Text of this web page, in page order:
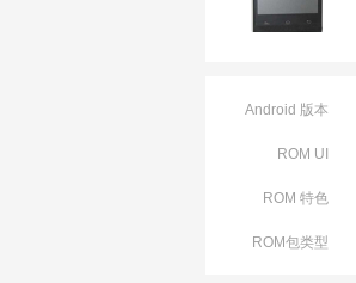
Android 版本
ROM UI
ROM 特色
ROM包类型